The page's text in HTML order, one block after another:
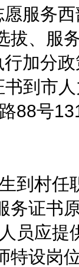
服务
拔、服
行加分
到市
88号
村任
务证书
员应
特设岗